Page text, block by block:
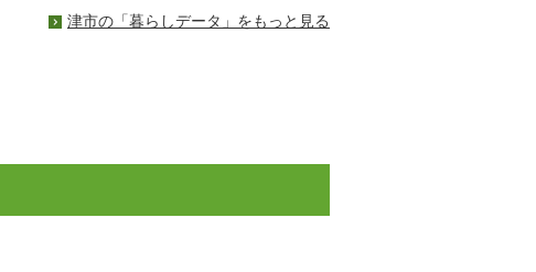
津市の「暮らしデータ」をもっと見る